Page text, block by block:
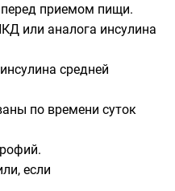
перед приемом пищи.
или аналога инсулина
средней
по времени суток
если